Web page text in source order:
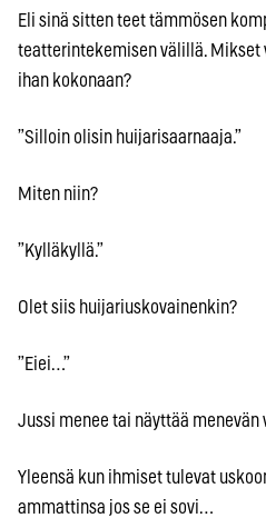
Eli sinä sitten teet tämmösen
teatterintekemisen välillä. Mikset
ihan kokonaan?
”Silloin olisin huijarisaarnaaja.”
Miten niin?
”Kylläkyllä.”
Olet siis huijariuskovainenkin?
”Eiei…”
Jussi menee tai näyttää menevän
Yleensä kun ihmiset tulevat
ammattinsa jos se ei sovi…